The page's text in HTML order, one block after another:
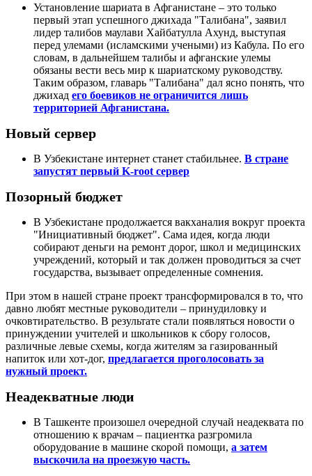
Установление шариата в Афганистане – это только
первый этап успешного джихада "Талибана", заявил
лидер талибов маулави Хайбатулла Ахунд, выступая
перед улемами (исламскими учеными) из Кабула. По его
словам, в дальнейшем талибы и афганские улемы
обязаны вести весь мир к шариатскому руководству.
Таким образом, главарь "Талибана" дал ясно понять, что
джихад его боевиков не ограничится лишь
территорией Афганистана.
Новый сервер
В Узбекистане интернет станет стабильнее. В стране
запустят первый K-root сервер
Позорный бюджет
В Узбекистане продолжается вакханалия вокруг проекта
"Инициативный бюджет". Сама идея, когда люди
собирают деньги на ремонт дорог, школ и медицинских
учреждений, который и так должен проводиться за счет
государства, вызывает определенные сомнения.
При этом в нашей стране проект трансформировался в то, что
давно любят местные руководители – принудиловку и
очковтирательство. В результате стали появляться новости о
принуждении учителей и школьников к сбору голосов,
различные левые схемы, когда жителям за газированный
напиток или хот-дог, предлагается проголосовать за
нужный проект.
Неадекватные люди
В Ташкенте произошел очередной случай неадеквата по
отношению к врачам – пациентка разгромила
оборудование в машине скорой помощи, а затем
выскочила на проезжую часть.